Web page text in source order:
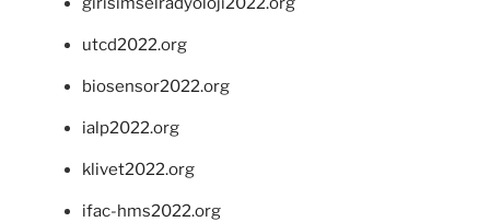
utcd2022.org
biosensor2022.org
ialp2022.org
klivet2022.org
ifac-hms2022.org